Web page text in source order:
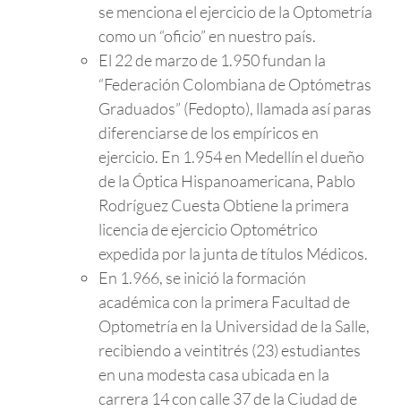
se menciona el ejercicio de la Optometría
como un “oficio” en nuestro país.
El 22 de marzo de 1.950 fundan la
“Federación Colombiana de Optómetras
Graduados” (Fedopto), llamada así paras
diferenciarse de los empíricos en
ejercicio. En 1.954 en Medellín el dueño
de la Óptica Hispanoamericana, Pablo
Rodríguez Cuesta Obtiene la primera
licencia de ejercicio Optométrico
expedida por la junta de títulos Médicos.
En 1.966, se inició la formación
académica con la primera Facultad de
Optometría en la Universidad de la Salle,
recibiendo a veintitrés (23) estudiantes
en una modesta casa ubicada en la
carrera 14 con calle 37 de la Ciudad de